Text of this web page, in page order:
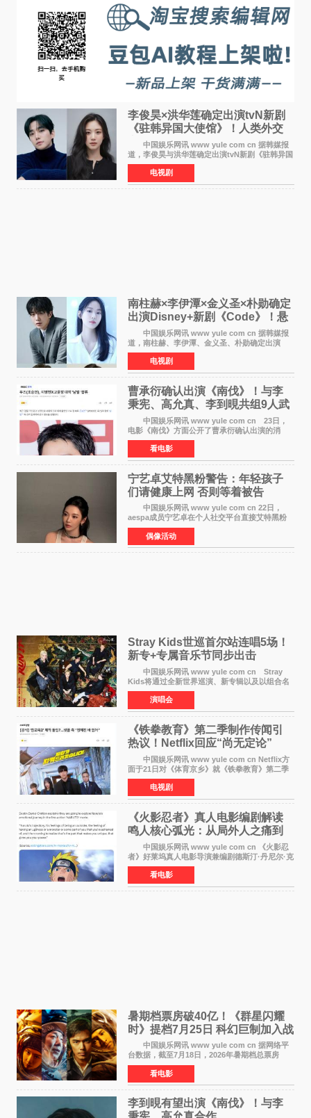
李俊昊×洪华莲确定出演tvN新剧
《驻韩异国大使馆》！人类外交
官与“龙”大使的奇幻
中国娱乐网讯 www yule com cn 据韩媒报
道，李俊昊与洪华莲确定出演tvN新剧《驻韩异国
大使馆》，分别担任男女主角，引发期待。
该剧讲述了一位因管理驻韩异国大使馆（负责管
理居住在大韩
电视剧
南柱赫×李伊潭×金义圣×朴勋确定
出演Disney+新剧《Code》！悬
疑犯罪惊悚明年上线
中国娱乐网讯 www yule com cn 据韩媒报
道，南柱赫、李伊潭、金义圣、朴勋确定出演
Disney+新剧《Code》，该剧预计将于明年播
出，引发高度关注。 本剧改编自同名人气台
剧，讲述了一位往来
电视剧
曹承衍确认出演《南伐》！与李
秉宪、高允真、李到晛共组9人武
士团
中国娱乐网讯 www yule com cn 23日，
电影《南伐》方面公开了曹承衍确认出演的消
息。通过歌手活动展现出独特色彩的曹承衍将在
片中饰演拥有出色弓箭技术的弓箭手，他将在这
一历史动作大片中展
看电影
宁艺卓艾特黑粉警告：年轻孩子
们​请健康上网 否则等着被告
中国娱乐网讯 www yule com cn 22日，
aespa成员宁艺卓在个人社交平台直接艾特黑粉
账号，正面喊话回应长期以来的恶意攻击，引发
广泛关注。 宁艺卓在文中表示，自己早已注
意到部分网友持续
偶像活动
Stray Kids世巡首尔站连唱5场！
新专+专属音乐节同步出击
中国娱乐网讯 www yule com cn Stray
Kids将通过全新世界巡演、新专辑以及以组合名
义打造的专属音乐节等一系列全球活动，开启事
业发展的全新篇章。 Stray Kids将于7月25日
至26日、29日
演唱会
《铁拳教育》第二季制作传闻引
热议！Netflix回应“尚无定论”
中国娱乐网讯 www yule com cn Netflix方
面于21日对《体育京乡》就《铁拳教育》第二季
制作传闻划清界限，表示尚无定论。然而，业界
却有传闻称已就《铁拳教育》第二季的制作展开
了讨论——《
电视剧
《火影忍者》真人电影编剧解读
鸣人核心弧光：从局外人之痛到
自我觉醒
中国娱乐网讯 www yule com cn 《火影忍
者》好莱坞真人电影导演兼编剧德斯汀·丹尼尔·克
雷顿近日在采访中分享了对主角鸣人成长弧光的
理解，透露电影将深入探索鸣人作为局外人的情
感历程。
看电影
暑期档票房破40亿！《群星闪耀
时》提档7月25日 科幻巨制加入战
中国娱乐网讯 www yule com cn 据网络平
台数据，截至7月18日，2026年暑期档总票房
（含预售）已正式突破40亿元大关，年度总票房
也随之逼近197亿元。超百部中外佳片同台竞技，
点燃了盛夏的电
看电影
李到晛有望出演《南伐》！与李